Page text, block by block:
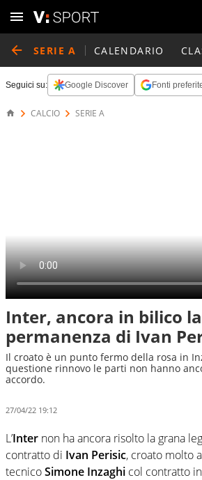
SERIE A CALENDARIO
Seguici su: Google Discover Fonti
CALCIO SERIE A
Inter, ancora in bilico la
permanenza di Ivan
Il croato è un punto fermo della rosa in
questione rinnovo le parti non hanno
accordo.
27/04/22 19:12
L’Inter non ha ancora risolto la grana
contratto di Ivan Perisic, croato molto
tecnicoSimone Inzaghi col contratto